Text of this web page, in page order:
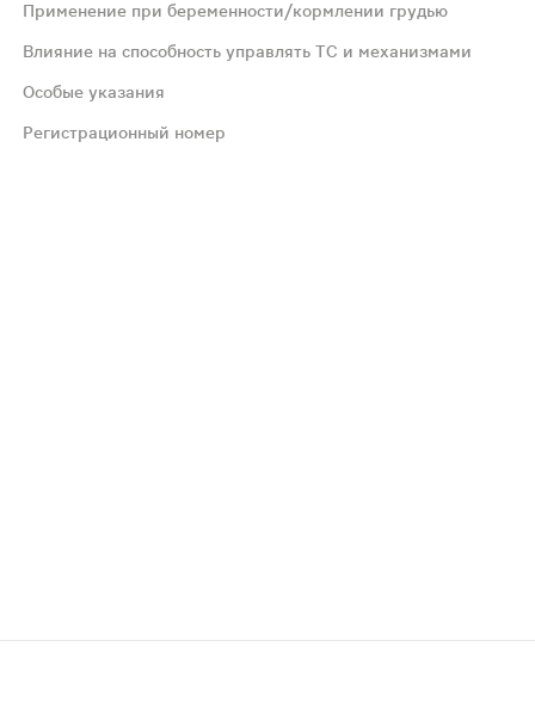
из вспомогательных веществ, входящих в
Применение при беременности/кормлении грудью
Влияние на способность управлять ТС и механизмами
Особые указания
Регистрационный номер